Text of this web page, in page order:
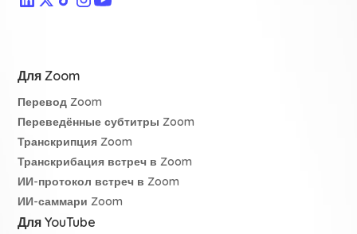
Для Zoom
Перевод Zoom
Переведённые субтитры Zoom
Транскрипция Zoom
Транскрибация встреч в Zoom
ИИ-протокол встреч в Zoom
ИИ-саммари Zoom
Для YouTube